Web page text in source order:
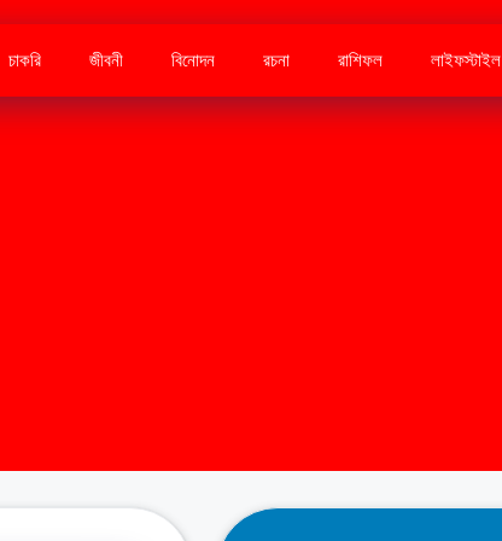
চাকরি জীবনী বিনোদন রচনা রাশিফল লাইফস্টাইল